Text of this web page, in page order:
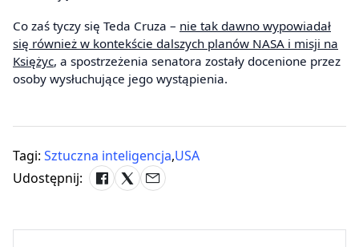
Co zaś tyczy się Teda Cruza – nie tak dawno wypowiadał
się również w kontekście dalszych planów NASA i misji na
Księżyc, a spostrzeżenia senatora zostały docenione przez
osoby wysłuchujące jego wystąpienia.
Tagi: Sztuczna inteligencja,USA
Udostępnij: